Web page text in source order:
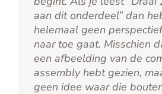
aan dit onderdeel” dan
helemaal geen
naar toe gaat. Misschien
een afbeelding van de
assembly hebt gezien,
geen idee waar die